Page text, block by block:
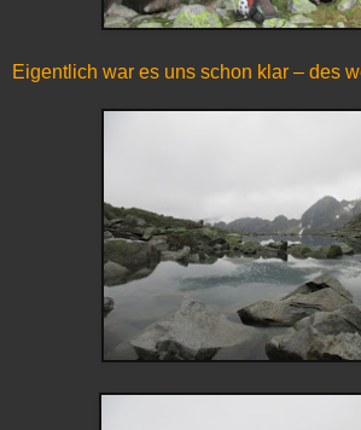
Eigentlich war es uns schon klar – des